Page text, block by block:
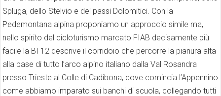
Spluga, dello Stelvio e dei passi Dolomitici. Con la
Pedemontana alpina proponiamo un approccio simile ma,
nello spirito del cicloturismo marcato FIAB decisamente più
facile la BI 12 descrive il corridoio che percorre la pianura alta
alla base di tutto l’arco alpino italiano dalla Val Rosandra
presso Trieste al Colle di Cadibona, dove comincia l’Appennino
come abbiamo imparato sui banchi di scuola, collegando tutti